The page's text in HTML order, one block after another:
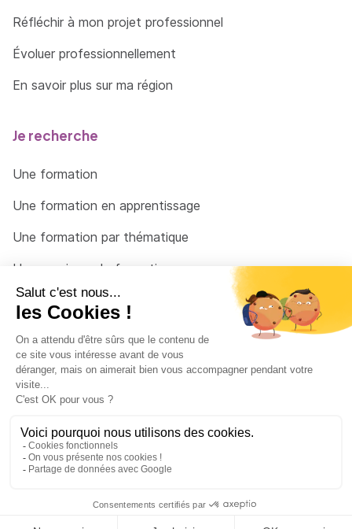
Réfléchir à mon projet professionnel
Évoluer professionnellement
En savoir plus sur ma région
Je recherche
Une formation
Une formation en apprentissage
Une formation par thématique
Un organisme de formation
Un conseiller
Une solution pour raccrocher
© 2026 - Côté Formations - par Via Compétences
Menu Pied de page
Mentions Légales
Politique de confidentialité